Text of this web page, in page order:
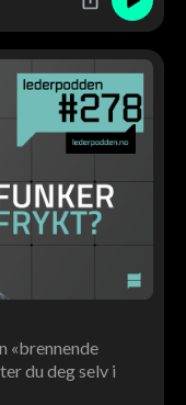
«brennende
du deg selv i